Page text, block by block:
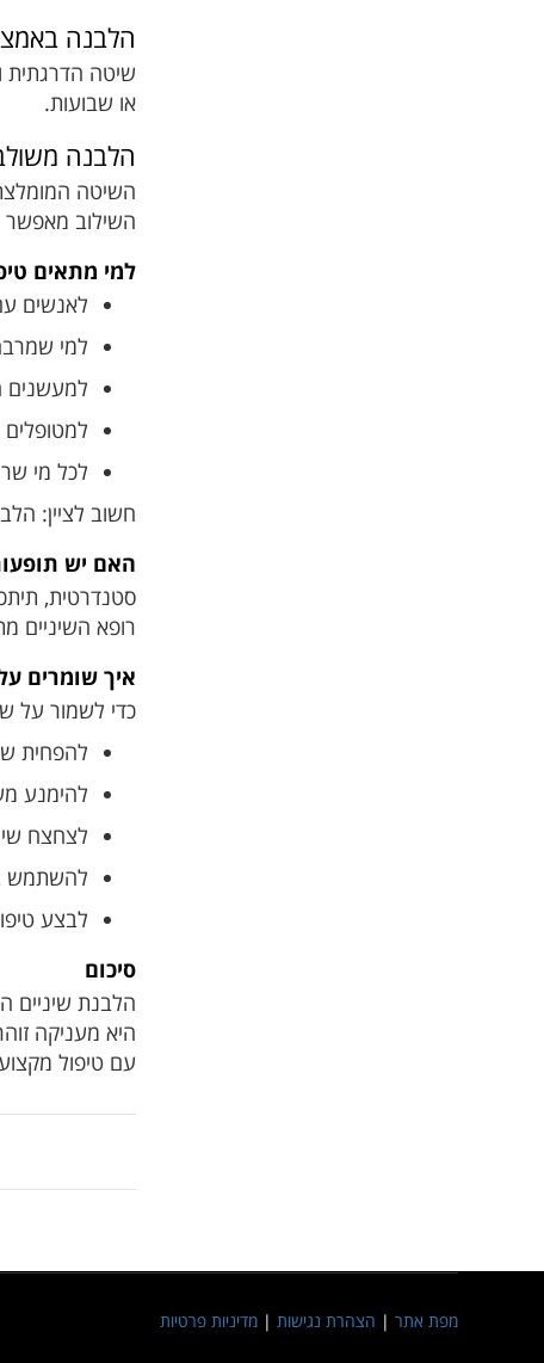
הלבנה
שיטה הדרגתית
או שבועות.
הלבנה
השיטה
השילוב מאפשר
למי מתאים
לאנשים
למי
למעשנים
לכל מי
חשוב לציין:
האם יש
סטנדרטית,
רופא השיניים
איך שומרים
כדי לשמור על
להפחית
להימנע
לצחצח
להשתמש
לבצע
סיכום
הלבנת שיניים
היא מעניקה
עם טיפול
מפת אתר | הצהרת נגישות | מדיניות פרטיות